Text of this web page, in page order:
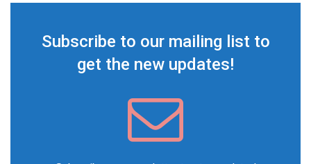
Subscribe to our mailing list to
get the new updates!